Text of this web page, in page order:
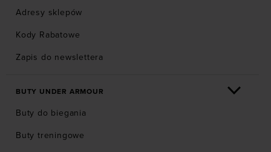
Adresy sklepów
Kody Rabatowe
Zapis do newslettera
BUTY UNDER ARMOUR
Buty do biegania
Buty treningowe